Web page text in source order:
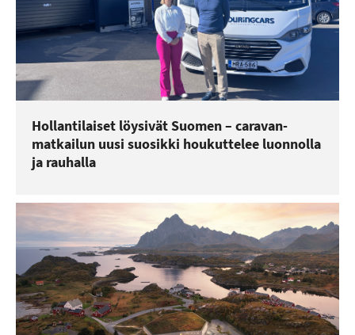
Hollantilaiset löysivät Suomen – caravan-
matkailun uusi suosikki houkuttelee luonnolla
ja rauhalla